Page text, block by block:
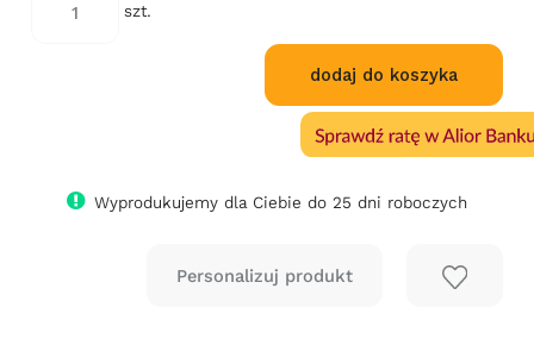
szt.
dodaj do koszyka
Wyprodukujemy dla Ciebie do 25 dni roboczych